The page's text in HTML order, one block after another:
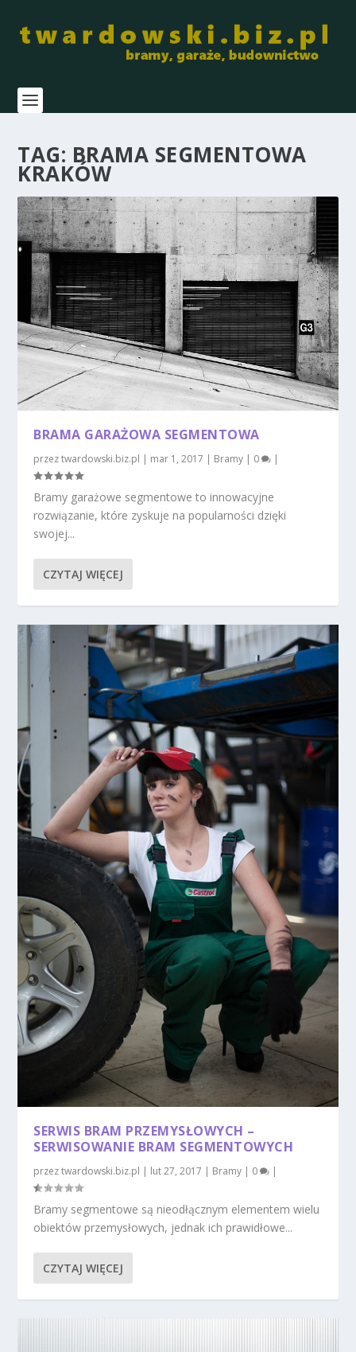
TAG: BRAMA SEGMENTOWA
KRAKÓW
BRAMA GARAŻOWA SEGMENTOWA
przeztwardowski.biz.pl | mar 1, 2017 | Bramy | 0 |
Bramy garażowe segmentowe to innowacyjne
rozwiązanie, które zyskuje na popularności dzięki
swojej...
CZYTAJ WIĘCEJ
SERWIS BRAM PRZEMYSŁOWYCH –
SERWISOWANIE BRAM SEGMENTOWYCH
przeztwardowski.biz.pl | lut 27, 2017 | Bramy | 0 |
Bramy segmentowe są nieodłącznym elementem wielu
obiektów przemysłowych, jednak ich prawidłowe...
CZYTAJ WIĘCEJ